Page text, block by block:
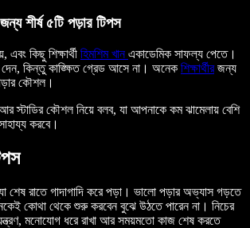
শীর্ষ ৫টি পড়ার টিপস
কিছু শিক্ষার্থী হিমশিম খানএকাডেমিক সাফল্য পেতে।
দেন, কিন্তু কাঙ্ক্ষিত গ্রেড আসে না। অনেক শিক্ষার্থীরজন্য
কৌশল।
স্টাডির কৌশল নিয়ে বলব, যা আপনাকে কম ঝামেলায় বেশি
করবে।
শেষ রাতে গাদাগাদি করে পড়া। ভালো পড়ার অভ্যাস গড়তে
কোথা থেকে শুরু করবেন বুঝে উঠতে পারেন না। নিচের
মনোযোগ ধরে রাখা আর সময়মতো কাজ শেষ করতে